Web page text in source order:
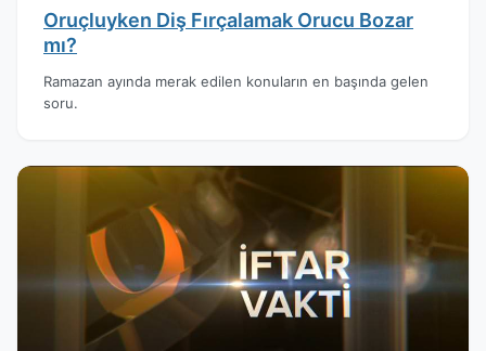
Oruçluyken Diş Fırçalamak Orucu Bozar
mı?
Ramazan ayında merak edilen konuların en başında gelen
soru.